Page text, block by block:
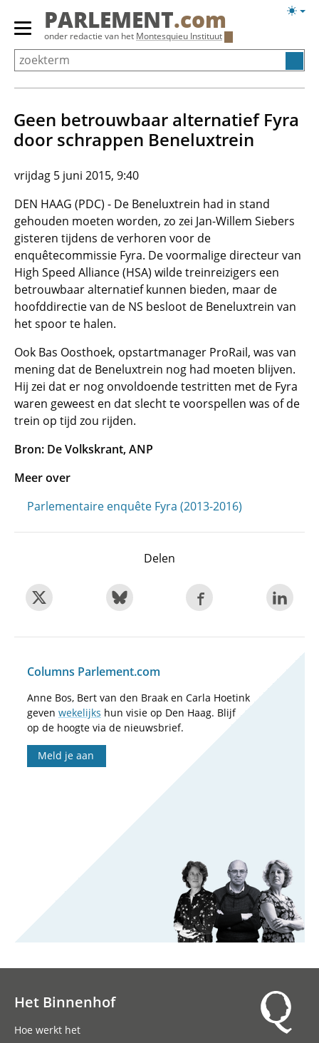
Overslaan
Primair
menu
tonen/verbergen
PARLEMENT.com
onder redactie van het Montesquieu Instituut
Geen betrouwbaar alternatief Fyra
door schrappen Beneluxtrein
vrijdag 5 juni 2015, 9:40
DEN HAAG (PDC) - De Beneluxtrein had in stand
gehouden moeten worden, zo zei Jan-Willem Siebers
gisteren tijdens de verhoren voor de
enquêtecommissie Fyra. De voormalige directeur van
High Speed Alliance (HSA) wilde treinreizigers een
betrouwbaar alternatief kunnen bieden, maar de
hoofddirectie van de NS besloot de Beneluxtrein van
het spoor te halen.
Ook Bas Oosthoek, opstartmanager ProRail, was van
mening dat de Beneluxtrein nog had moeten blijven.
Hij zei dat er nog onvoldoende testritten met de Fyra
waren geweest en dat slecht te voorspellen was of de
trein op tijd zou rijden.
Bron: De Volkskrant, ANP
Meer over
Parlementaire enquête Fyra (2013-2016)
Delen
Columns Parlement.com
Anne Bos, Bert van den Braak en Carla Hoetink
geven wekelijks hun visie op Den Haag. Blijf
op de hoogte via de nieuwsbrief.
Meld je aan
Het Binnenhof
Hoe werkt het